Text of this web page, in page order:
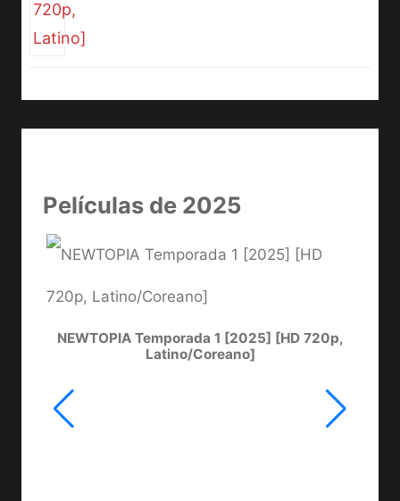
Películas de 2025
NEWTOPIA Temporada 1 [2025] [HD 720p,
Latino/Coreano]